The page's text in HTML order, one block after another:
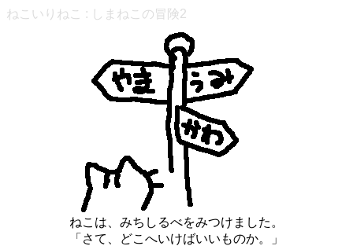
ねこいりねこ : しまねこの冒険2
ねこは、みちしるべをみつけました。
「さて、どこへいけばいいものか。」